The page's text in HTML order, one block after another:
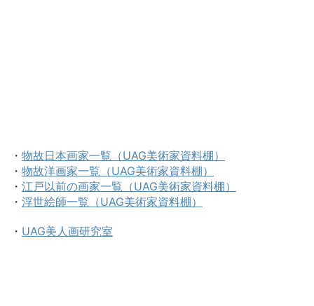
・ 物故日本画家一覧（UAG美術家資料棚）
・ 物故洋画家一覧（UAG美術家資料棚）
・ 江戸以前の画家一覧（UAG美術家資料棚）
・ 浮世絵師一覧（UAG美術家資料棚）
・ UAG美人画研究室